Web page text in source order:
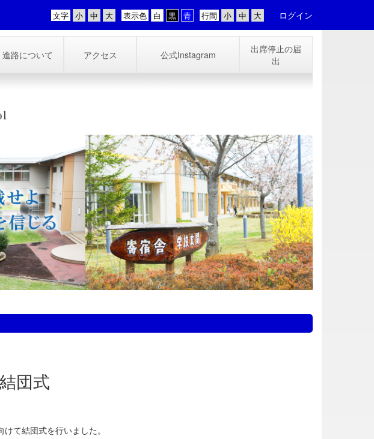
行間
表示色
文字 ログイン
進路について アクセス 公式Instagram
出席停止の届
出
団式
て結団式を行いました。